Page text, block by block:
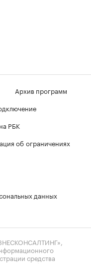
Архив программ
РБК
об ограничениях
данных
средства